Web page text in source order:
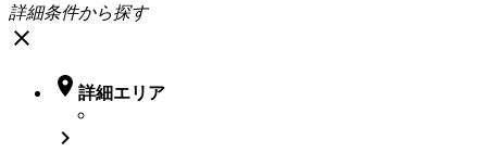
詳細条件から探す
close
 詳細エリア
